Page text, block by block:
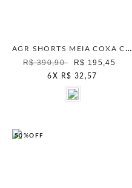
AGR SHORTS MEIA COXA CINTURA MARINHO
R$ 390,90
R$ 195,45
6 X R$ 32,57
50%OFF